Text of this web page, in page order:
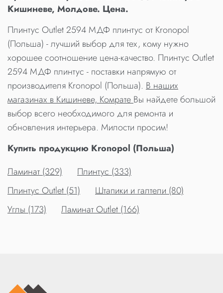
Кишиневе, Молдове. Цена.
Плинтус Outlet 2594 МДФ плинтус от Kronopol
(Польша) - лучший выбор для тех, кому нужно
хорошее соотношение цена-качество. Плинтус Outlet
2594 МДФ плинтус - поставки напрямую от
производителя Kronopol (Польша). В наших
магазинах в Кишиневе, КомратеВы найдете большой
выбор всего необходимого для ремонта и
обновления интерьера. Милости просим!
Купить продукцию Kronopol (Польша)
Ламинат (329)
Плинтус (333)
Плинтус Outlet (51)
Штапики и галтели (80)
Углы (173)
Ламинат Outlet (166)